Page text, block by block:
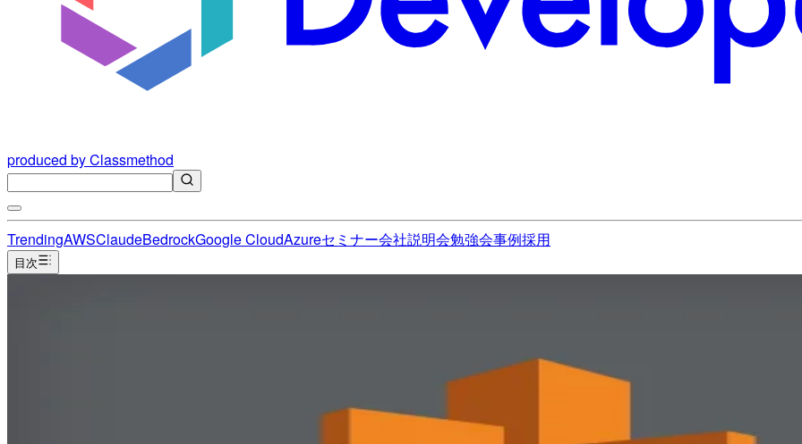
produced by Classmethod
TrendingAWSClaudeBedrockGoogle CloudAzureセミナー会社説明会勉強会事例採用
目次